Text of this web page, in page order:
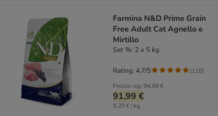
Farmina N&D Prime Grain
Free Adult Cat Agnello e
Mirtillo
Set %: 2 x 5 kg
Prezzo reg. 94,98 €
91,99 €
9,20 € / kg
Rating: 4.7/5 (110)